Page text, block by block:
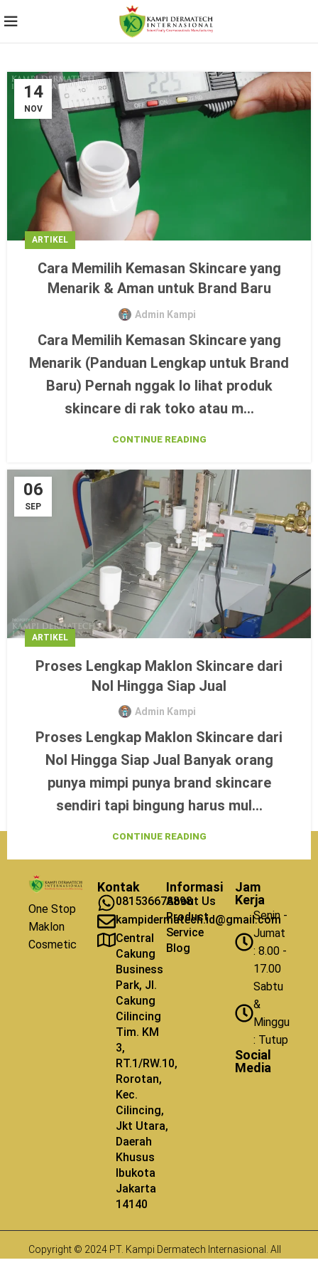
14
NOV
ARTIKEL
Cara Memilih Kemasan Skincare yang
Menarik & Aman untuk Brand Baru
Admin Kampi
Cara Memilih Kemasan Skincare yang
Menarik (Panduan Lengkap untuk Brand
Baru) Pernah nggak lo lihat produk
skincare di rak toko atau m...
CONTINUE READING
06
SEP
ARTIKEL
Proses Lengkap Maklon Skincare dari
Nol Hingga Siap Jual
Admin Kampi
Proses Lengkap Maklon Skincare dari
Nol Hingga Siap Jual Banyak orang
punya mimpi punya brand skincare
sendiri tapi bingung harus mul...
CONTINUE READING
One Stop
Maklon
Cosmetic
Kontak
081536678898
kampidermatech.id@gmail.com
Central
Cakung
Business
Park, Jl.
Cakung
Cilincing
Tim. KM
3,
RT.1/RW.10,
Rorotan,
Kec.
Cilincing,
Jkt Utara,
Daerah
Khusus
Ibukota
Jakarta
14140
Informasi
About Us
Product
Service
Blog
Jam
Kerja
Senin -
Jumat
: 8.00 -
17.00
Sabtu
&
Minggu
: Tutup
Social
Media
Copyright © 2024 PT. Kampi Dermatech Internasional. All